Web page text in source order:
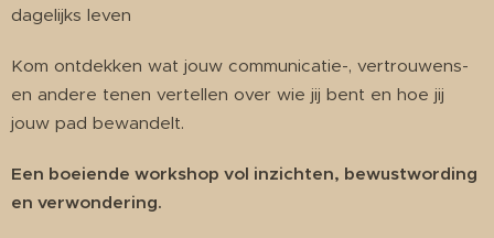
dagelijks leven
Kom ontdekken wat jouw communicatie-, vertrouwens-
en andere tenen vertellen over wie jij bent en hoe jij
jouw pad bewandelt.
Een boeiende workshop vol inzichten, bewustwording
en verwondering.